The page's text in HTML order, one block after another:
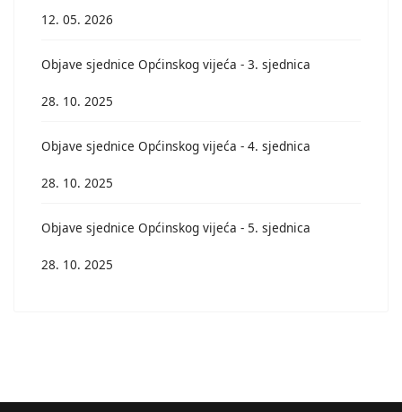
12. 05. 2026
Objave sjednice Općinskog vijeća - 3. sjednica
28. 10. 2025
Objave sjednice Općinskog vijeća - 4. sjednica
28. 10. 2025
Objave sjednice Općinskog vijeća - 5. sjednica
28. 10. 2025